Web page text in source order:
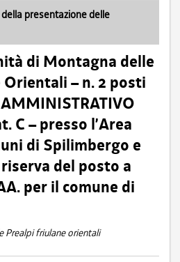
presentazione delle
di Montagna delle
– n. 2 posti
C – presso l’Area
di Spilimbergo e
del posto a
per il comune di
Prealpi friulane orientali